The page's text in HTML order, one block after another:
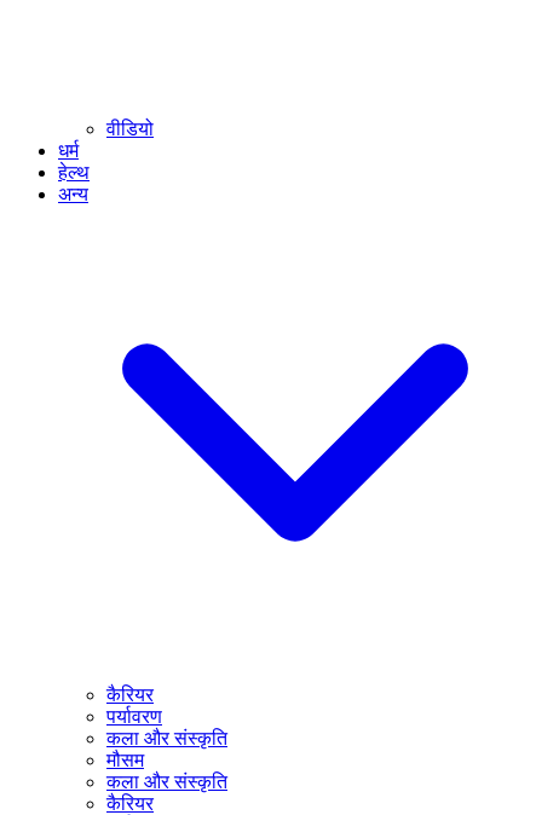
वीडियो
धर्म
हेल्थ
अन्य
कैरियर
पर्यावरण
कला और संस्कृति
मौसम
कला और संस्कृति
कैरियर